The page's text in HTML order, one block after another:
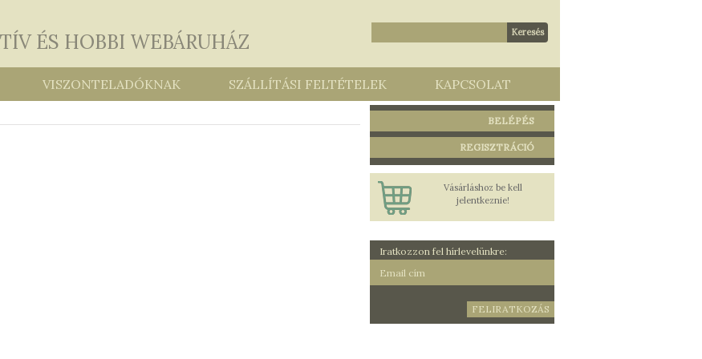
ÉS HOBBI WEBÁRUHÁZ
VISZONTELADÓKNAK SZÁLLÍTÁSI FELTÉTELEK KAPCSOLAT
BELÉPÉS
REGISZTRÁCIÓ
Vásárláshoz be kell
jelentkeznie!
Iratkozzon fel hírlevelünkre: